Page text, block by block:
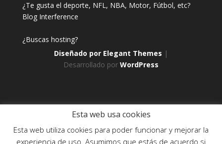
¿Te gusta el deporte, NFL, NBA, Motor, Fútbol, etc?
Blog Interference
¿Buscas hosting?
Diseñado por Elegant Themes |
Desarrollado por WordPress
Web creada, alojada y mantenida por Café Dixital SL - 2026.
Esta web usa cookies
Esta web utiliza cookies para poder funcionar y mejorar la
experiencia de uso. Asumimos que estás de acuerdo si